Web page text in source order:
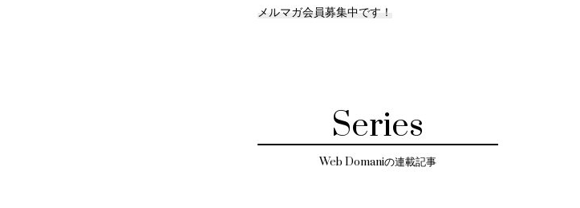
メルマガ会員募集中です！
Series
Web Domaniの連載記事